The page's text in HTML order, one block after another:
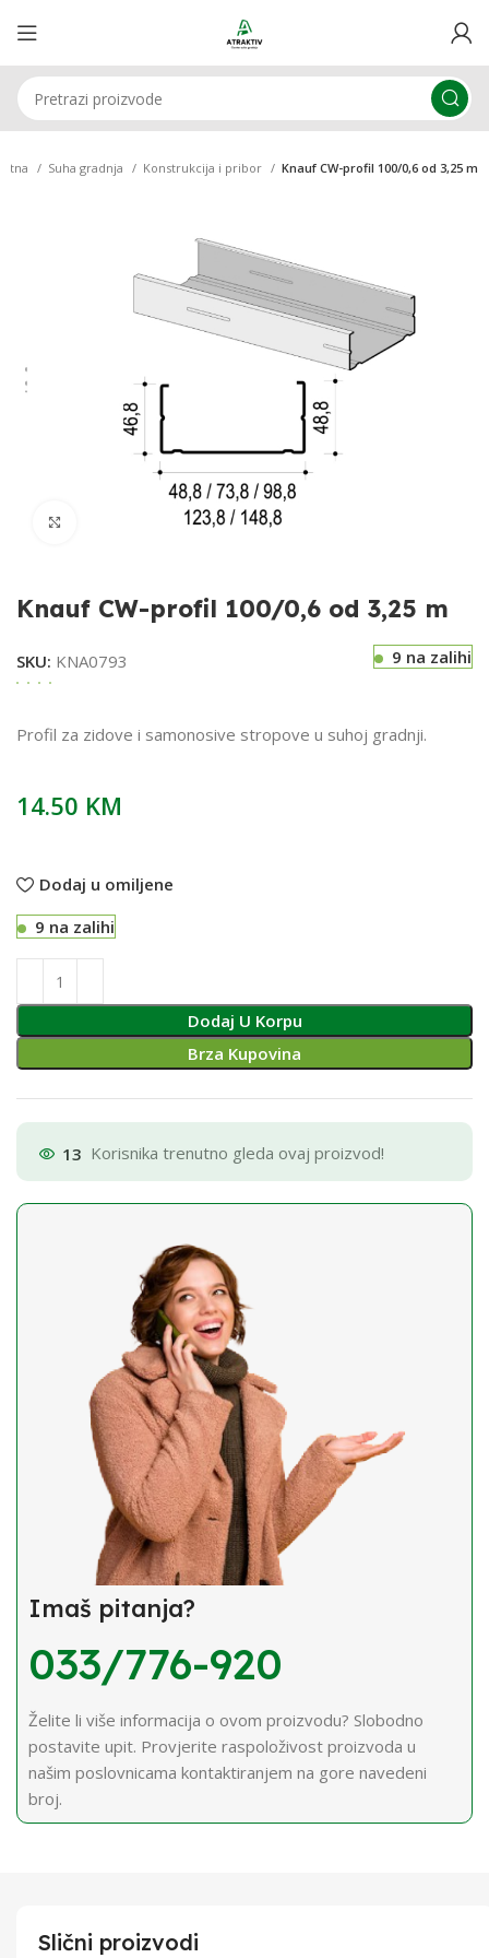
Suha gradnja Konstrukcija i pribor Knauf CW-profil 100/0,6 od 3,25 m
Klikni za uvećavanje
Knauf CW-profil 100/0,6 od 3,25 m
SKU: KNA0793 9 na zalihi
Profil za zidove i samonosive stropove u suhoj gradnji.
14.50 KM
Dodaj u omiljene
9 na zalihi
Dodaj U Korpu
Brza Kupovina
13 Korisnika trenutno gleda ovaj proizvod!
Imaš pitanja?
033/776-920
Želite li više informacija o ovom proizvodu? Slobodno
postavite upit. Provjerite raspoloživost proizvoda u
našim poslovnicama kontaktiranjem na gore navedeni
broj.
Slični proizvodi